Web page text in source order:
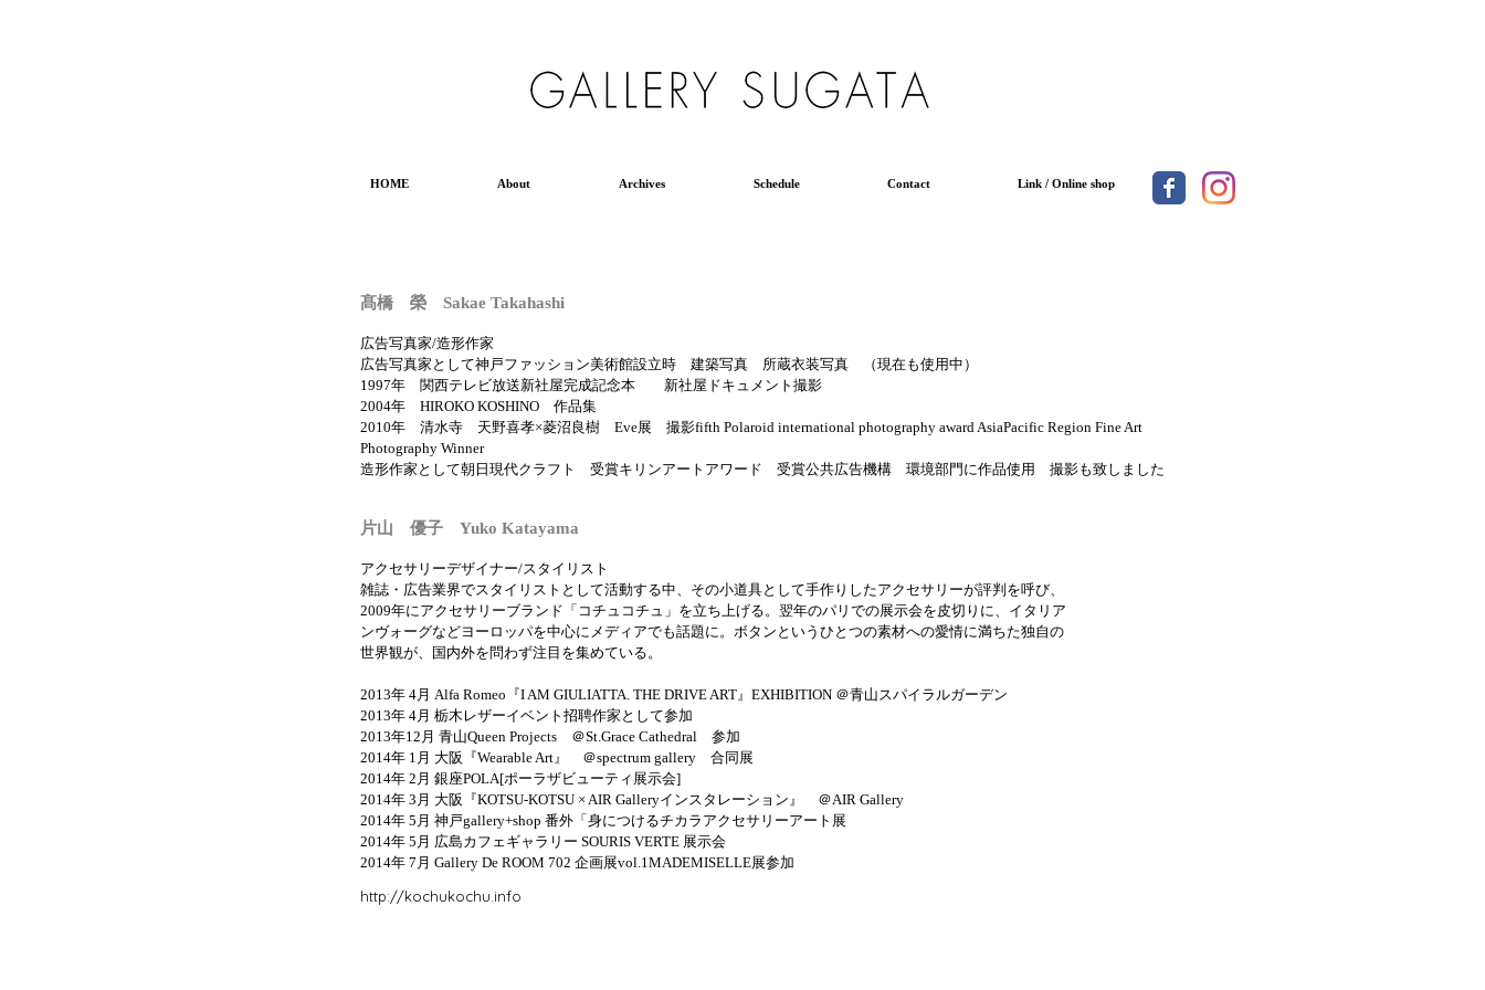
HOME About Archives Schedule Contact Link / Online shop
髙橋 榮 Sakae Takahashi
広告写真家/造形作家
広告写真家として神戸ファッション美術館設立時 建築写真 所蔵衣装写真 （現在も使用中）
1997年 関西テレビ放送新社屋完成記念本 新社屋ドキュメント撮影
2004年 HIROKO KOSHINO 作品集
2010年 清水寺 天野喜孝×菱沼良樹 Eve展 撮影fifth Polaroid international photography award AsiaPacific Region Fine Art
Photography Winner
造形作家として朝日現代クラフト 受賞キリンアートアワード 受賞公共広告機構 環境部門に作品使用 撮影も致しました
片山 優子 Yuko Katayama
アクセサリーデザイナー/スタイリスト
雑誌・広告業界でスタイリストとして活動する中、その小道具として手作りしたアクセサリーが評判を呼び、
2009年にアクセサリーブランド「コチュコチュ」を立ち上げる。翌年のパリでの展示会を皮切りに、イタリア
ンヴォーグなどヨーロッパを中心にメディアでも話題に。ボタンというひとつの素材への愛情に満ちた独自の
世界観が、国内外を問わず注目を集めている。
2013年 4月 Alfa Romeo『I AM GIULIATTA. THE DRIVE ART』EXHIBITION ＠青山スパイラルガーデン
2013年 4月 栃木レザーイベント招聘作家として参加
2013年12月 青山Queen Projects ＠St.Grace Cathedral 参加
2014年 1月 大阪『Wearable Art』 ＠spectrum gallery 合同展
2014年 2月 銀座POLA[ポーラザビューティ展示会]
2014年 3月 大阪『KOTSU-KOTSU × AIR Galleryインスタレーション』 ＠AIR Gallery
2014年 5月 神戸gallery+shop 番外「身につけるチカラアクセサリーアート展
2014年 5月 広島カフェギャラリー SOURIS VERTE 展示会
2014年 7月 Gallery De ROOM 702 企画展vol.1MADEMISELLE展参加
http://kochukochu.info